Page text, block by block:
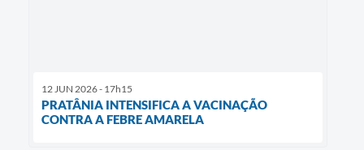
12 JUN 2026 - 17h15
PRATÂNIA INTENSIFICA A VACINAÇÃO
CONTRA A FEBRE AMARELA